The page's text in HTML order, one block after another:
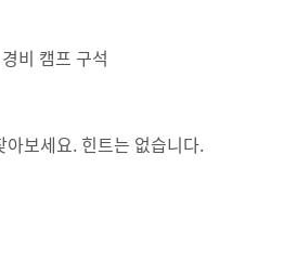
비 캠프 구석
보세요. 힌트는 없습니다.